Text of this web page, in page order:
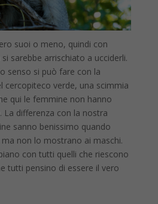
suoi o meno, quindi con
sarebbe arrischiato a ucciderli.
senso si può fare con la
cercopiteco verde, una scimmia
qui le femmine non hanno
La differenza con la nostra
sanno benissimo quando
non lo mostrano ai maschi.
con tutti quelli che riescono
tutti pensino di essere il vero